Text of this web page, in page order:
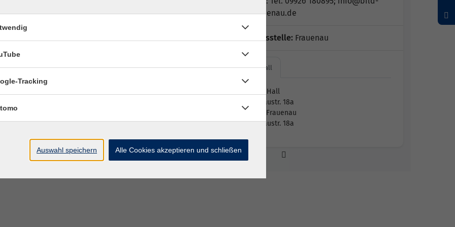
werk-frauenau.de
Geschäftsstelle: Frauenau
Tom´s Hall
Tom´s Hall
Moosaustr. 18a
94258 Frauenau
Moosaustr. 18a
Tracking
Auswahl speichern Alle Cookies akzeptieren und schließen